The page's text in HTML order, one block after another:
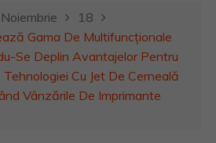
Noiembrie
18
Gama De Multifuncționale
Se Deplin Avantajelor Pentru
Cu Jet De Cerneală
Vânzările De Imprimante